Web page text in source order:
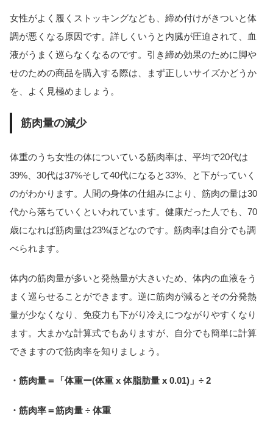
女性がよく履くストッキングなども、締め付けがきついと体
調が悪くなる原因です。詳しくいうと内臓が圧迫されて、血
液がうまく巡らなくなるのです。引き締め効果のために脚や
せのための商品を購入する際は、まず正しいサイズかどうか
を、よく見極めましょう。
筋肉量の減少
体重のうち女性の体についている筋肉率は、平均で20代は
39%、30代は37%そして40代になると33%、と下がっていく
のがわかります。人間の身体の仕組みにより、筋肉の量は30
代から落ちていくといわれています。健康だった人でも、70
歳になれば筋肉量は23%ほどなのです。筋肉率は自分でも調
べられます。
体内の筋肉量が多いと発熱量が大きいため、体内の血液をう
まく巡らせることができます。逆に筋肉が減るとその分発熱
量が少なくなり、免疫力も下がり冷えにつながりやすくなり
ます。大まかな計算式でもありますが、自分でも簡単に計算
できますので筋肉率を知りましょう。
・筋肉量＝「体重ー(体重 x 体脂肪量 x 0.01)」÷ 2
・筋肉率＝筋肉量 ÷ 体重